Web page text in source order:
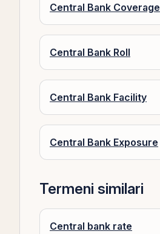
Central Bank Coverage
Central Bank Roll
Central Bank Facility
Central Bank Exposure
Termeni similari
Central bank rate